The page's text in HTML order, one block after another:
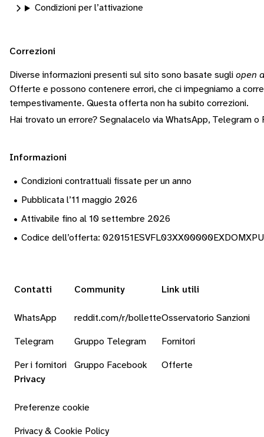
Condizioni per l’attivazione
Correzioni
Diverse informazioni presenti sul sito sono basate sugli open
Offerte e possono contenere errori, che ci impegniamo a
tempestivamente. Questa offerta non ha subito correzioni.
Hai trovato un errore? Segnalacelo via WhatsApp, Telegram o
Informazioni
• Condizioni contrattuali fissate per un anno
• Pubblicata l’11 maggio 2026
• Attivabile fino al 10 settembre 2026
• Codice dell’offerta:
Contatti
WhatsApp
Telegram
Per i fornitori
Community
reddit.com/r/bollette
Gruppo Telegram
Gruppo Facebook
Link utili
Osservatorio Sanzioni
Fornitori
Offerte
Privacy
Preferenze cookie
Privacy & Cookie Policy